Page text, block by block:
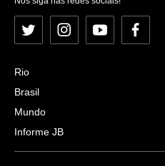
Twitter InstagramYouTube
Rio
Brasil
Mundo
Informe JB